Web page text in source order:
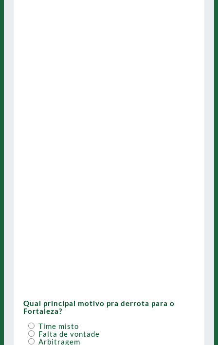
Qual principal motivo pra derrota para o
Fortaleza?
Time misto
Falta de vontade
Arbitragem